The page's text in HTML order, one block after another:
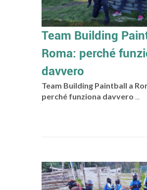
Team Building
Roma: perché
davvero
Team Building Paintball a
perché funziona davvero